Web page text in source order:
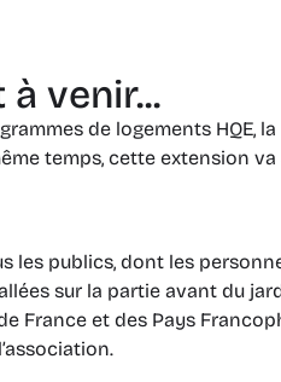
venir...
de logements
temps, cette extension
les publics, dont les
sur la partie avant du
France et des Pays